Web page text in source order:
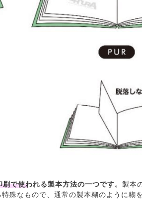
で使われる製本方法の一つです。 製本
殊なもので、通常の製本糊のように糊